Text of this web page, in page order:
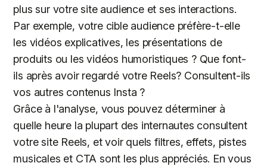
plus sur votre site audience et ses interactions.
Par exemple, votre cible audience préfère-t-elle
les vidéos explicatives, les présentations de
produits ou les vidéos humoristiques ? Que font-
ils après avoir regardé votre Reels? Consultent-ils
vos autres contenus Insta ?
Grâce à l'analyse, vous pouvez déterminer à
quelle heure la plupart des internautes consultent
votre site Reels, et voir quels filtres, effets, pistes
musicales et CTA sont les plus appréciés. En vous